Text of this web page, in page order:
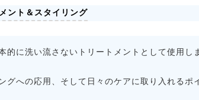
ント＆スタイリング
的に洗い流さないトリートメントとして使用
グへの応用、そして日々のケアに取り入れるポ